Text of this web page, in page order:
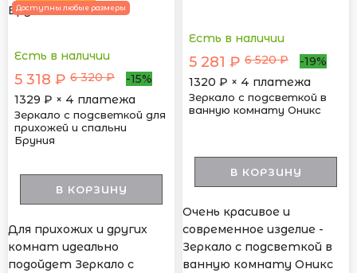
ПОПУЛЯРНЫЙ
Доступны любые размеры
Есть в наличии
5 318 ₽ 6 320 ₽
-15%
1329 ₽ × 4 платежа
Зеркало с подсветкой для
прихожей и спальни
Бруния
В КОРЗИНУ
Для прихожих и других
комнат идеально
подойдет Зеркало с
Есть в наличии
5 281 ₽ 6 520 ₽
-19%
1320 ₽ × 4 платежа
Зеркало с подсветкой в
ванную комнату Оникc
В КОРЗИНУ
Очень красивое и
современное изделие -
Зеркало с подсветкой в
ванную комнату Оникс